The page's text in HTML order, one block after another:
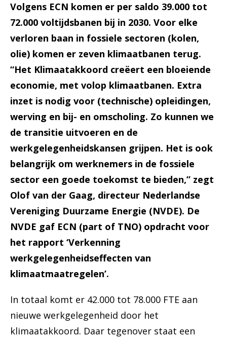
Volgens ECN komen er per saldo 39.000 tot
72.000 voltijdsbanen bij in 2030. Voor elke
verloren baan in fossiele sectoren (kolen,
olie) komen er zeven klimaatbanen terug.
“Het Klimaatakkoord creëert een bloeiende
economie, met volop klimaatbanen. Extra
inzet is nodig voor (technische) opleidingen,
werving en bij- en omscholing. Zo kunnen we
de transitie uitvoeren en de
werkgelegenheidskansen grijpen. Het is ook
belangrijk om werknemers in de fossiele
sector een goede toekomst te bieden,” zegt
Olof van der Gaag, directeur Nederlandse
Vereniging Duurzame Energie (NVDE). De
NVDE gaf ECN (part of TNO) opdracht voor
het rapport ‘Verkenning
werkgelegenheidseffecten van
klimaatmaatregelen’.
In totaal komt er 42.000 tot 78.000 FTE aan
nieuwe werkgelegenheid door het
klimaatakkoord. Daar tegenover staat een